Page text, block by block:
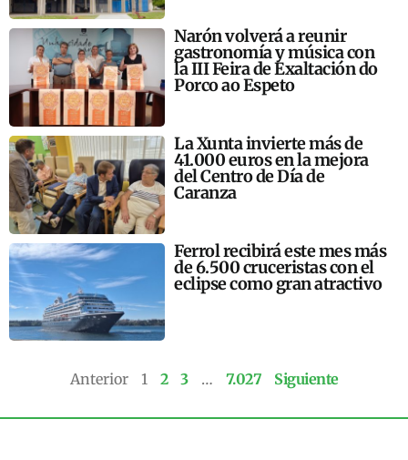
Narón volverá a reunir
gastronomía y música con
la III Feira de Exaltación do
Porco ao Espeto
La Xunta invierte más de
41.000 euros en la mejora
del Centro de Día de
Caranza
Ferrol recibirá este mes más
de 6.500 cruceristas con el
eclipse como gran atractivo
Anterior 1 2 3 … 7.027 Siguiente